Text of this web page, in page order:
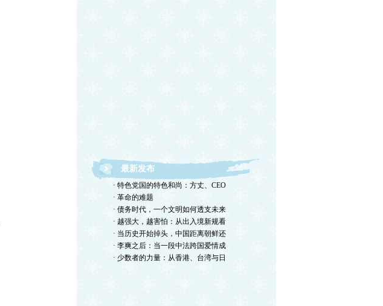
最新发布
· 特色党国的特色和尚：方丈、CEO
· 革命的难题
· 债务时代，一个文明如何透支未来
· 越强大，越害怕：从出入境新规看
· 当历史开始掉头，中国距离朝鲜还
· 李爽之后：当一段中法跨国爱情成
· 少数者的力量：从香港、台湾与日